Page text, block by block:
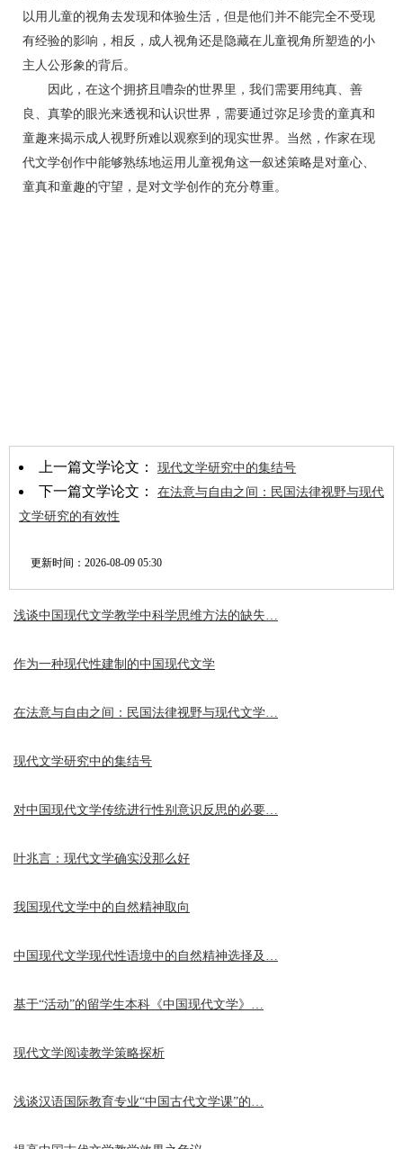
以用儿童的视角去发现和体验生活，但是他们并不能完全不受现
有经验的影响，相反，成人视角还是隐藏在儿童视角所塑造的小
主人公形象的背后。
因此，在这个拥挤且嘈杂的世界里，我们需要用纯真、善
良、真挚的眼光来透视和认识世界，需要通过弥足珍贵的童真和
童趣来揭示成人视野所难以观察到的现实世界。当然，作家在现
代文学创作中能够熟练地运用儿童视角这一叙述策略是对童心、
童真和童趣的守望，是对文学创作的充分尊重。
上一篇文学论文： 现代文学研究中的集结号
下一篇文学论文： 在法意与自由之间：民国法律视野与现代
文学研究的有效性
更新时间： 2026-08-09 05:30
浅谈中国现代文学教学中科学思维方法的缺失…
作为一种现代性建制的中国现代文学
在法意与自由之间：民国法律视野与现代文学…
现代文学研究中的集结号
对中国现代文学传统进行性别意识反思的必要…
叶兆言：现代文学确实没那么好
我国现代文学中的自然精神取向
中国现代文学现代性语境中的自然精神选择及…
基于“活动”的留学生本科《中国现代文学》…
现代文学阅读教学策略探析
浅谈汉语国际教育专业“中国古代文学课”的…